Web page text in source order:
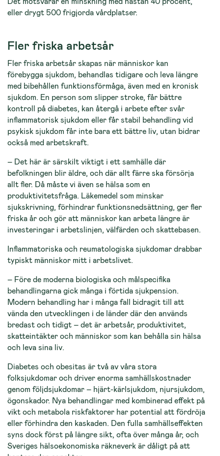
eller drygt 500 frigjorda vårdplatser.
Fler friska arbetsår
Fler friska arbetsår skapas när människor kan
förebygga sjukdom, behandlas tidigare och leva längre
med bibehållen funktionsförmåga, även med en kronisk
sjukdom. En person som slipper stroke, får bättre
kontroll på diabetes, kan återgå i arbete efter svår
inflammatorisk sjukdom eller får stabil behandling vid
psykisk sjukdom får inte bara ett bättre liv, utan bidrar
också med arbetskraft.
– Det här är särskilt viktigt i ett samhälle där
befolkningen blir äldre, och där allt färre ska försörja
allt fler. Då måste vi även se hälsa som en
produktivitetsfråga. Läkemedel som minskar
sjukskrivning, förhindrar funktionsnedsättning, ger fler
friska år och gör att människor kan arbeta längre är
investeringar i arbetslinjen, välfärden och skattebasen.
Inflammatoriska och reumatologiska sjukdomar drabbar
typiskt människor mitt i arbetslivet.
– Före de moderna biologiska och målspecifika
behandlingarna gick många i förtida sjukpension.
Modern behandling har i många fall bidragit till att
vända den utvecklingen i de länder där den används
bredast och tidigt – det är arbetsår, produktivitet,
skatteintäkter och människor som kan behålla sin hälsa
och leva sina liv.
Diabetes och obesitas är två av våra stora
folksjukdomar och driver enorma samhällskostnader
genom följdsjukdomar – hjärt-kärlsjukdom, njursjukdom,
ögonskador. Nya behandlingar med kombinerad effekt på
vikt och metabola riskfaktorer har potential att fördröja
eller förhindra den kaskaden. Den fulla samhällseffekten
syns dock först på längre sikt, ofta över många år, och
Sveriges hälsoekonomiska räkneverk är dåligt på att